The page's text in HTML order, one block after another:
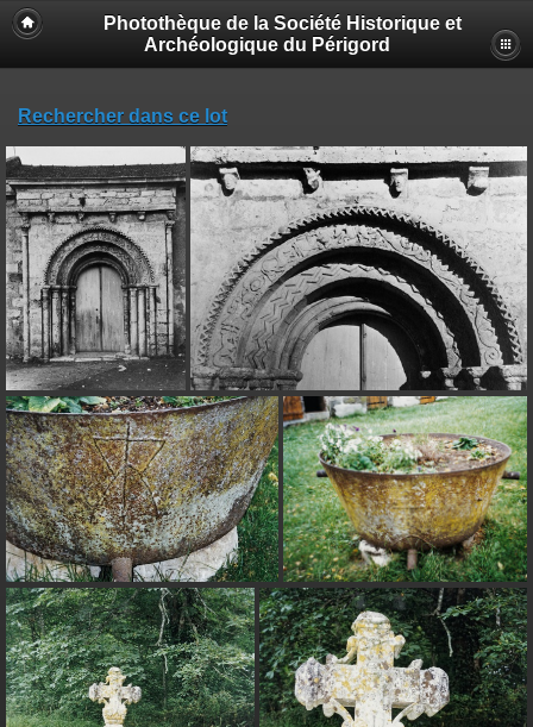
Photothèque de la Société Historique et
Archéologique du Périgord
Rechercher dans ce lot